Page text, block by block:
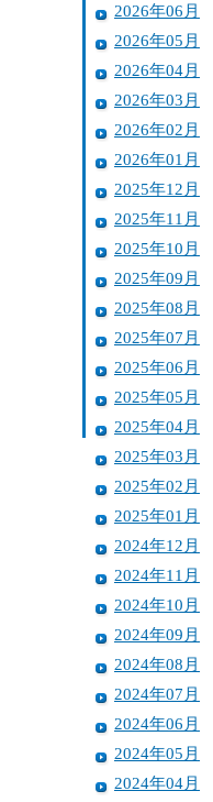
2026年06月
2026年05月
2026年04月
2026年03月
2026年02月
2026年01月
2025年12月
2025年11月
2025年10月
2025年09月
2025年08月
2025年07月
2025年06月
2025年05月
2025年04月
2025年03月
2025年02月
2025年01月
2024年12月
2024年11月
2024年10月
2024年09月
2024年08月
2024年07月
2024年06月
2024年05月
2024年04月